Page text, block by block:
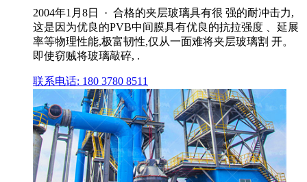
2004年1月8日 · 合格的夹层玻璃具有很 强的耐冲击力,
这是因为优良的PVB中间膜具有优良的抗拉强度 、延展
率等物理性能,极富韧性,仅从一面难将夹层玻璃割 开。
即使窃贼将玻璃敲碎, .
联系电话: 180 3780 8511